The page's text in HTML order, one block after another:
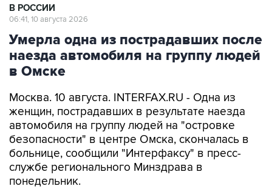
В РОССИИ
06:41, 10 августа 2026
Умерла одна из пострадавших после
наезда автомобиля на группу людей
в Омске
Москва. 10 августа. INTERFAX.RU - Одна из
женщин, пострадавших в результате наезда
автомобиля на группу людей на "островке
безопасности" в центре Омска, скончалась в
больнице, сообщили "Интерфаксу" в пресс-
службе регионального Минздрава в
понедельник.